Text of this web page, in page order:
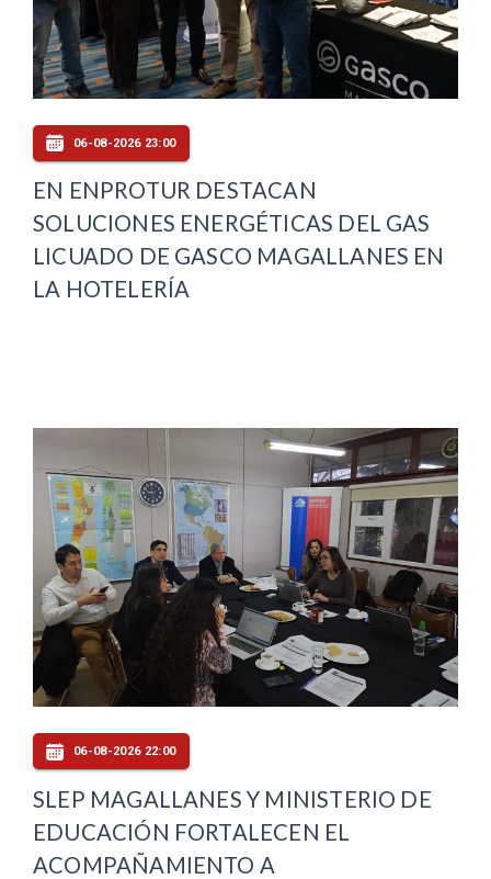
06-08-2026 23:00
EN ENPROTUR DESTACAN
SOLUCIONES ENERGÉTICAS DEL GAS
LICUADO DE GASCO MAGALLANES EN
LA HOTELERÍA
06-08-2026 22:00
SLEP MAGALLANES Y MINISTERIO DE
EDUCACIÓN FORTALECEN EL
ACOMPAÑAMIENTO A